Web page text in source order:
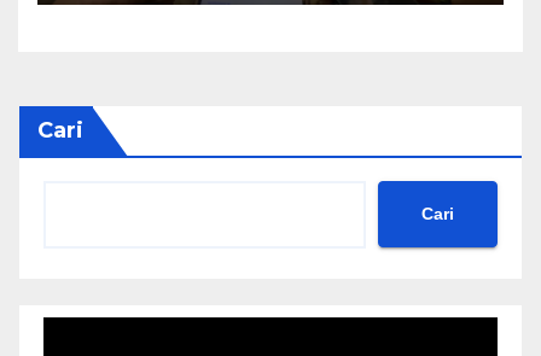
Cari
Cari